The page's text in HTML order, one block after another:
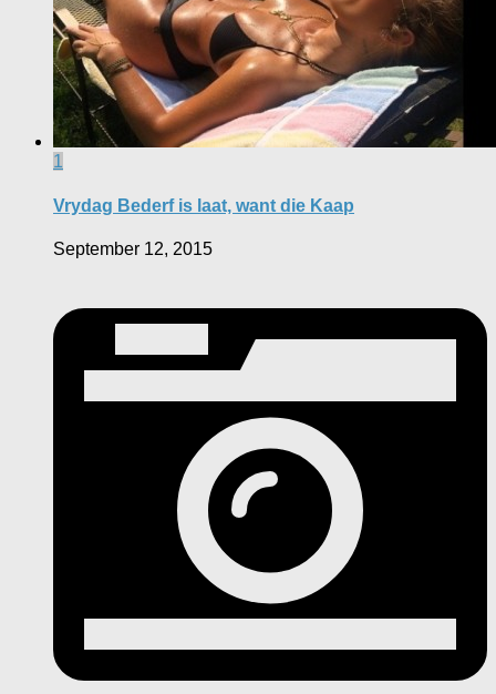
1
Vrydag Bederf is laat, want die Kaap
September 12, 2015